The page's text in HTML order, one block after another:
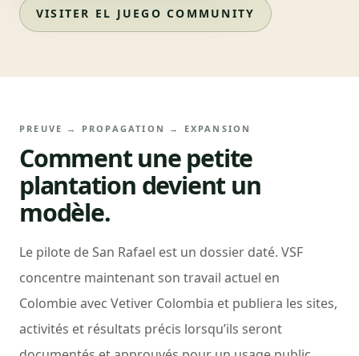
VISITER EL JUEGO COMMUNITY
PREUVE → PROPAGATION → EXPANSION
Comment une petite
plantation devient un
modèle.
Le pilote de San Rafael est un dossier daté. VSF
concentre maintenant son travail actuel en
Colombie avec Vetiver Colombia et publiera les sites,
activités et résultats précis lorsqu’ils seront